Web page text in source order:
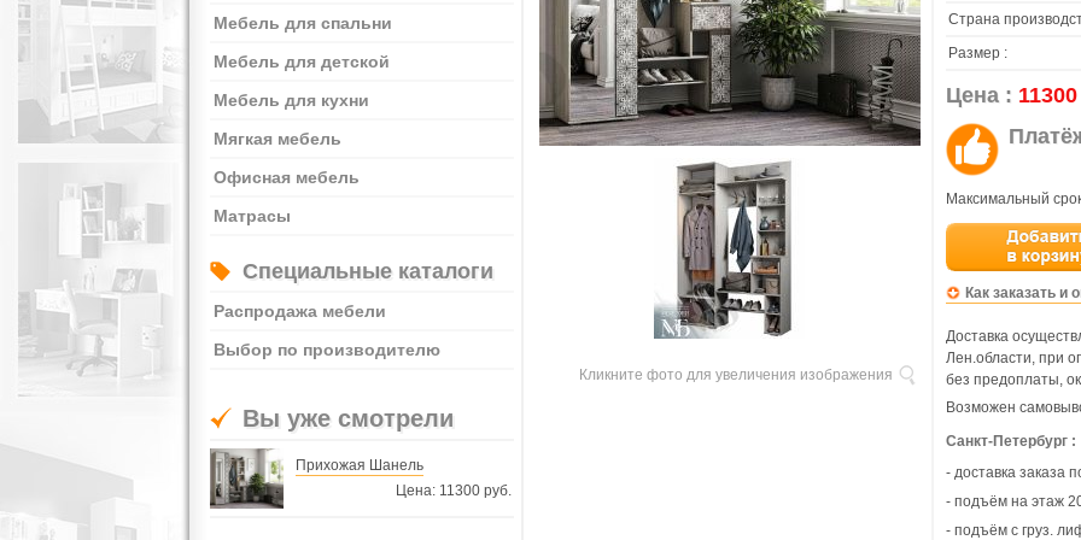
Мебель для спальни
Мебель для детской
Мебель для кухни
Мягкая мебель
Офисная мебель
Матрасы
Специальные каталоги
Распродажа мебели
Выбор по производителю
Вы уже смотрели
Прихожая Шанель
Цена: 11300 руб.
Кликните фото для увеличения изображения
Страна
Размер :
Цена :
Максимальный
Как заказать и
Доставка
Лен.области, при
без предоплаты,
Возможен
Санкт-Петербург :
- доставка заказа
- подъём на этаж
- подъём с груз.